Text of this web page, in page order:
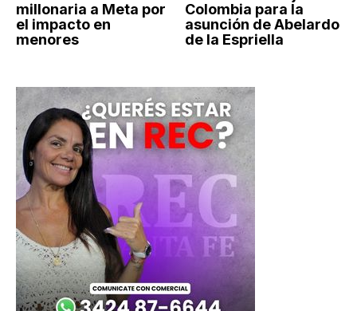
millonaria a Meta por
el impacto en
menores
Colombia para la
asunción de Abelardo
de la Espriella